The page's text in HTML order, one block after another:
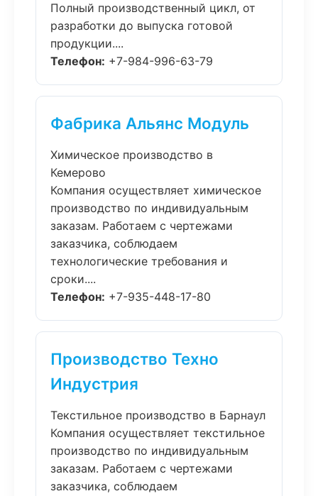
Полный производственный цикл, от
разработки до выпуска готовой
продукции....
Телефон: +7-984-996-63-79
Фабрика Альянс Модуль
Химическое производство в
Кемерово
Компания осуществляет химическое
производство по индивидуальным
заказам. Работаем с чертежами
заказчика, соблюдаем
технологические требования и
сроки....
Телефон: +7-935-448-17-80
Производство Техно
Индустрия
Текстильное производство в Барнаул
Компания осуществляет текстильное
производство по индивидуальным
заказам. Работаем с чертежами
заказчика, соблюдаем